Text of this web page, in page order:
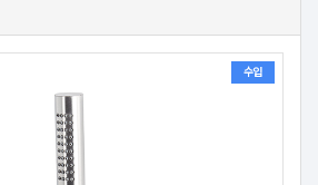
수입